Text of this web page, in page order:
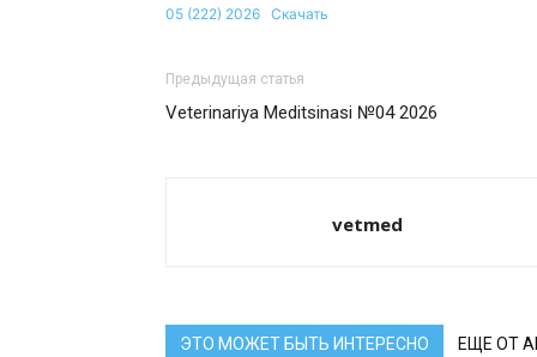
05 (222) 2026 Скачать
Предыдущая статья
Veterinariya Meditsinasi №04 2026
vetmed
ЭТО МОЖЕТ БЫТЬ ИНТЕРЕСНО ЕЩЕ ОТ